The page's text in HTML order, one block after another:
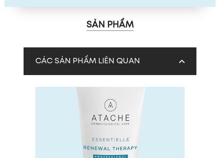
SẢN PHẨM
CÁC SẢN PHẨM LIÊN QUAN